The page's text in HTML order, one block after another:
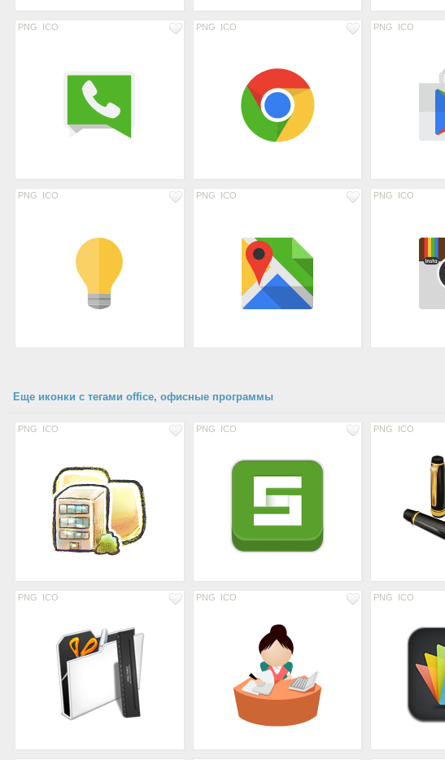
PNG ICO PNG ICO PNG ICO
PNG ICO PNG ICO PNG ICO
Еще иконки с тегами office, офисные программы
PNG ICO PNG ICO PNG ICO
PNG ICO PNG ICO PNG ICO